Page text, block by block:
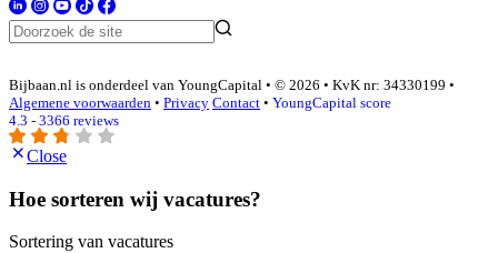
Bijbaan.nl is onderdeel van YoungCapital • © 2026 • KvK nr: 34330199 •
Algemene voorwaarden • Privacy Contact • YoungCapital score
4.3 - 3366 reviews
Close
Hoe sorteren wij vacatures?
Sortering van vacatures